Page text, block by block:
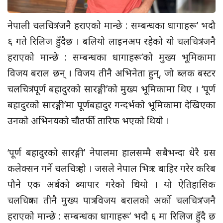
नेपाली चलचित्र ‘जनै हराएको मान्छे : सम्बन्धका धागाहरू’ भदौ
६ गते रिलिज हुँदैछ । बलियो लाइनअप रहेको यो चलचित्र ‘जनै
हराएको मान्छे : सम्बन्धका धागाहरू’को मुख्य भूमिकामा
विजय बराल छन् । विजय तीनै अभिनेता हुन्, जो ब्लक बस्टर
चलचित्र ‘पूर्ण बहादुरको सारङ्गी’को मुख्य भूमिकामा थिए । ‘पूर्ण
बहादुरको सारङ्गी’मा पूर्णबहादुर गन्दर्भको भूमिकामा देखिएका
उनको अभिनयको चौतर्फी तारिफ भएको थियो ।
‘पूर्ण बहादुरको सारङ्गी’ नेपालमा हालसम्मै सबैभन्दा धेरै ग्रस
कलेक्सन गर्ने चलचित्र हो । जसले नेपाल भित्र र बाहिर गरेर करिब
पौने एक अर्बको ब्यापार गरेको थियो । यो ऐतिहासिक
चलचित्रका तीनै मुख्य पात्र विजय बरालको अर्को चलचित्र ‘जनै
हराएको मान्छे : सम्बन्धका धागाहरू’ भदौ ६ मा रिलिज हुँदै छ